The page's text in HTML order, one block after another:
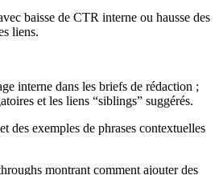
baisse de CTR interne ou hausse des
liens.
interne dans les briefs de rédaction ;
et les liens “siblings” suggérés.
des exemples de phrases contextuelles
montrant comment ajouter des